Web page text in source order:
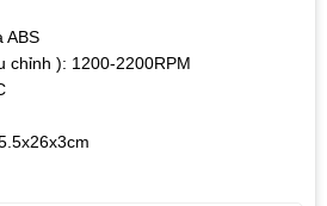
ABS
chỉnh ): 1200-2200RPM